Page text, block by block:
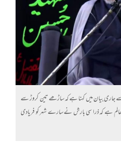
جاری بیان میں کہنا ہے کہ ساڑھے تین کروڑ سے
عالم ہے کہ ذرا سی بارش نے سارے شہر کو فریادی